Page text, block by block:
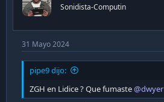
Sonidista-Computin
31 Mayo 2024
pipe9 dijo:
ZGH en Lidice ? Que fumaste@dwyer